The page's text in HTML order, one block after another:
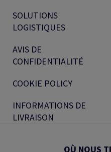
SOLUTIONS
LOGISTIQUES
AVIS DE
CONFIDENTIALITÉ
COOKIE POLICY
INFORMATIONS DE
LIVRAISON
OÙ NOUS